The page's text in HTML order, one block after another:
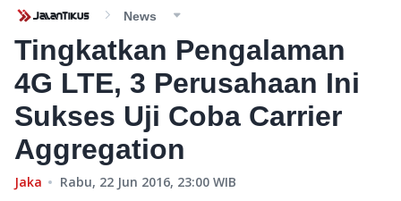
News
Tingkatkan Pengalaman
4G LTE, 3 Perusahaan Ini
Sukses Uji Coba Carrier
Aggregation
Jaka Rabu, 22 Jun 2016, 23:00 WIB